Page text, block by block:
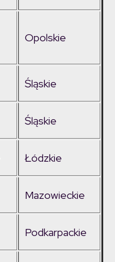
Opolskie
Śląskie
Śląskie
Łódzkie
Mazowieckie
Podkarpackie